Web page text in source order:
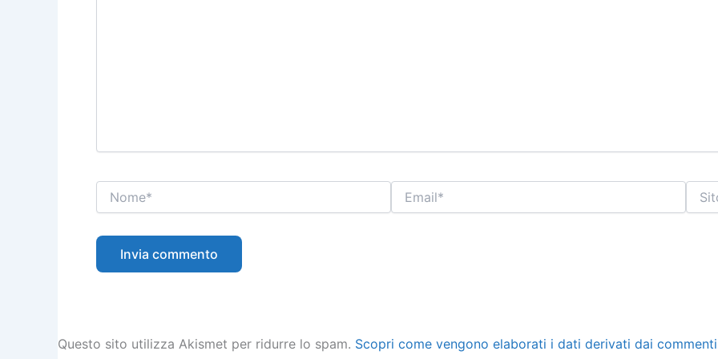
Nome* Email*
Sito
web
Questo sito utilizza Akismet per ridurre lo spam. Scopri come vengono elaborati i dati derivati dai commenti